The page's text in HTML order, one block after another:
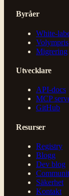
Byråer
White-
Volympris
Migrering
Utvecklare
API-docs
MCP
GitHub
Resurser
Registry
Blogg
Dev blog
Säkerhet
Kontakt